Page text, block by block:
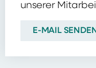
unserer
E-MAIL SENDEN